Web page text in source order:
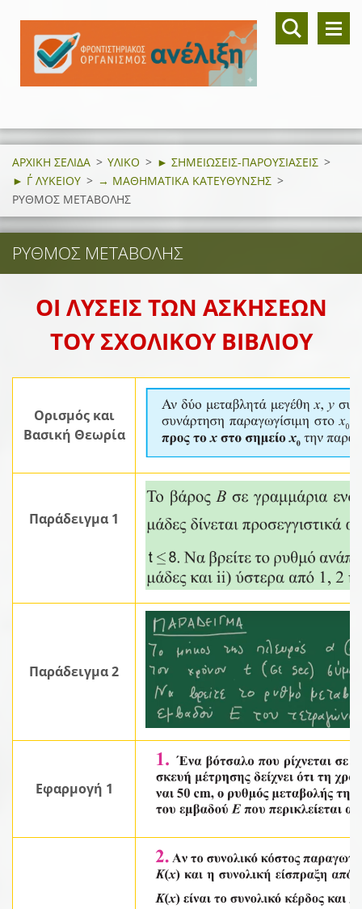
ΑΡΧΙΚΗ ΣΕΛΙΔΑ > ΥΛΙΚΟ > ► ΣΗΜΕΙΩΣΕΙΣ-ΠΑΡΟΥΣΙΑΣΕΙΣ >
► Γ΄ ΛΥΚΕΙΟΥ > → ΜΑΘΗΜΑΤΙΚΑ ΚΑΤΕΥΘΥΝΣΗΣ >
ΡΥΘΜΟΣ ΜΕΤΑΒΟΛΗΣ
ΡΥΘΜΟΣ ΜΕΤΑΒΟΛΗΣ
ΟΙ ΛΥΣΕΙΣ ΤΩΝ ΑΣΚΗΣΕΩΝ
ΤΟΥ ΣΧΟΛΙΚΟΥ ΒΙΒΛΙΟΥ
Ορισμός και
Βασική Θεωρία
Παράδειγμα 1
Παράδειγμα 2
Εφαρμογή 1